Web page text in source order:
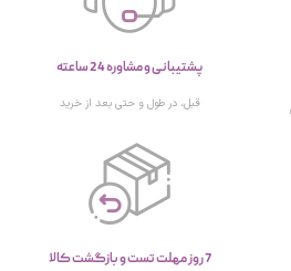
پشتیبانی و مشاوره 24 ساعته
قبل، در طول و حتی بعد از خرید
7 روز مهلت تست و بازگشت کالا